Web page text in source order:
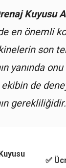
Kuyusu
en önemli
son
yanında
de
gerekliliğidir.
✅